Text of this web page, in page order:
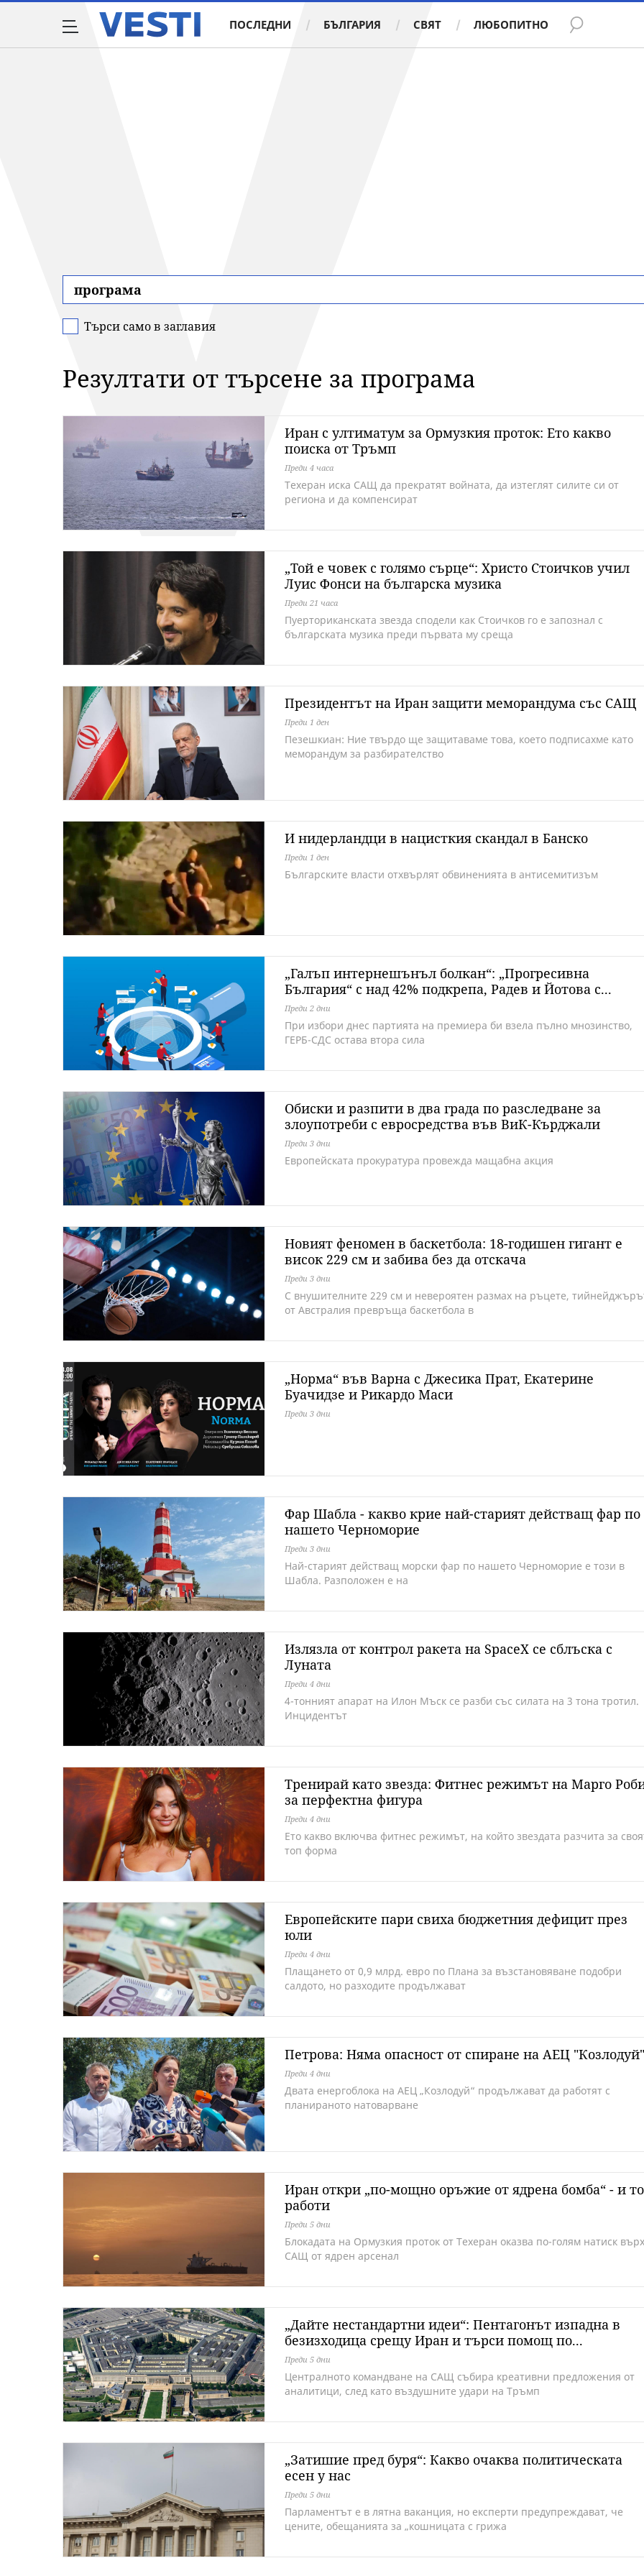
ПОСЛЕДНИ БЪЛГАРИЯ СВЯТ ЛЮБОПИТНО
Търси само в заглавия
Резултати от търсене за програма
Иран с ултиматум за Ормузкия проток: Ето какво
поиска от Тръмп
Преди 4 часа
Техеран иска САЩ да прекратят войната, да изтеглят силите си от
региона и да компенсират
„Той е човек с голямо сърце“: Христо Стоичков учил
Луис Фонси на българска музика
Преди 21 часа
Пуерториканската звезда сподели как Стоичков го е запознал с
българската музика преди първата му среща
Президентът на Иран защити меморандума със САЩ
Преди 1 ден
Пезешкиан: Ние твърдо ще защитаваме това, което подписахме като
меморандум за разбирателство
И нидерландци в нацисткия скандал в Банско
Преди 1 ден
Българските власти отхвърлят обвиненията в антисемитизъм
„Галъп интернешънъл болкан“: „Прогресивна
България“ с над 42% подкрепа, Радев и Йотова с...
Преди 2 дни
При избори днес партията на премиера би взела пълно мнозинство,
ГЕРБ-СДС остава втора сила
Обиски и разпити в два града по разследване за
злоупотреби с евросредства във ВиК-Кърджали
Преди 3 дни
Европейската прокуратура провежда мащабна акция
Новият феномен в баскетбола: 18-годишен гигант е
висок 229 см и забива без да отскача
Преди 3 дни
С внушителните 229 см и невероятен размах на ръцете,
от Австралия превръща баскетбола в
„Норма“ във Варна с Джесика Прат, Екатерине
Буачидзе и Рикардо Маси
Преди 3 дни
Фар Шабла - какво крие най-старият действащ фар по
нашето Черноморие
Преди 3 дни
Най-старият действащ морски фар по нашето Черноморие е този в
Шабла. Разположен е на
Излязла от контрол ракета на SpaceX се сблъска с
Луната
Преди 4 дни
4-тонният апарат на Илон Мъск се разби със силата на 3 тона тротил.
Инцидентът
Тренирай като звезда: Фитнес режимът на Марго
за перфектна фигура
Преди 4 дни
Ето какво включва фитнес режимът, на който звездата разчита за
топ форма
Европейските пари свиха бюджетния дефицит през
юли
Преди 4 дни
Плащането от 0,9 млрд. евро по Плана за възстановяване подобри
салдото, но разходите продължават
Петрова: Няма опасност от спиране на АЕЦ "Козлодуй"
Преди 4 дни
Двата енергоблока на АЕЦ „Козлодуй“ продължават да работят с
планираното натоварване
Иран откри „по-мощно оръжие от ядрена бомба“ - и то
работи
Преди 5 дни
Блокадата на Ормузкия проток от Техеран оказва по-голям натиск
САЩ от ядрен арсенал
„Дайте нестандартни идеи“: Пентагонът изпадна в
безизходица срещу Иран и търси помощ по...
Преди 5 дни
Централното командване на САЩ събира креативни предложения от
аналитици, след като въздушните удари на Тръмп
„Затишие пред буря“: Какво очаква политическата
есен у нас
Преди 5 дни
Парламентът е в лятна ваканция, но експерти предупреждават, че
цените, обещанията за „кошницата с грижа